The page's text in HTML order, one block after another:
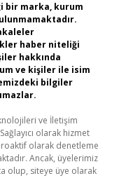
bir marka, kurum
haber niteliği
hakkında
ve kişiler ile isim
bilgiler
ve İletişim
olarak hizmet
olarak denetleme
Ancak, üyelerimiz
olup, siteye üye olarak